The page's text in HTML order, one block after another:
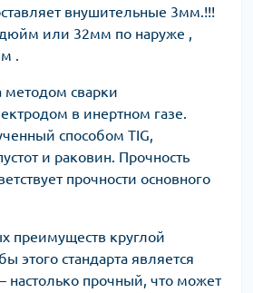
внушительные 3мм.!!!
или 32мм по наруже ,
.
методом сварки
в инертном газе.
способом TIG,
и раковин. Прочность
прочности основного
преимуществ круглой
этого стандарта является
прочный, что может